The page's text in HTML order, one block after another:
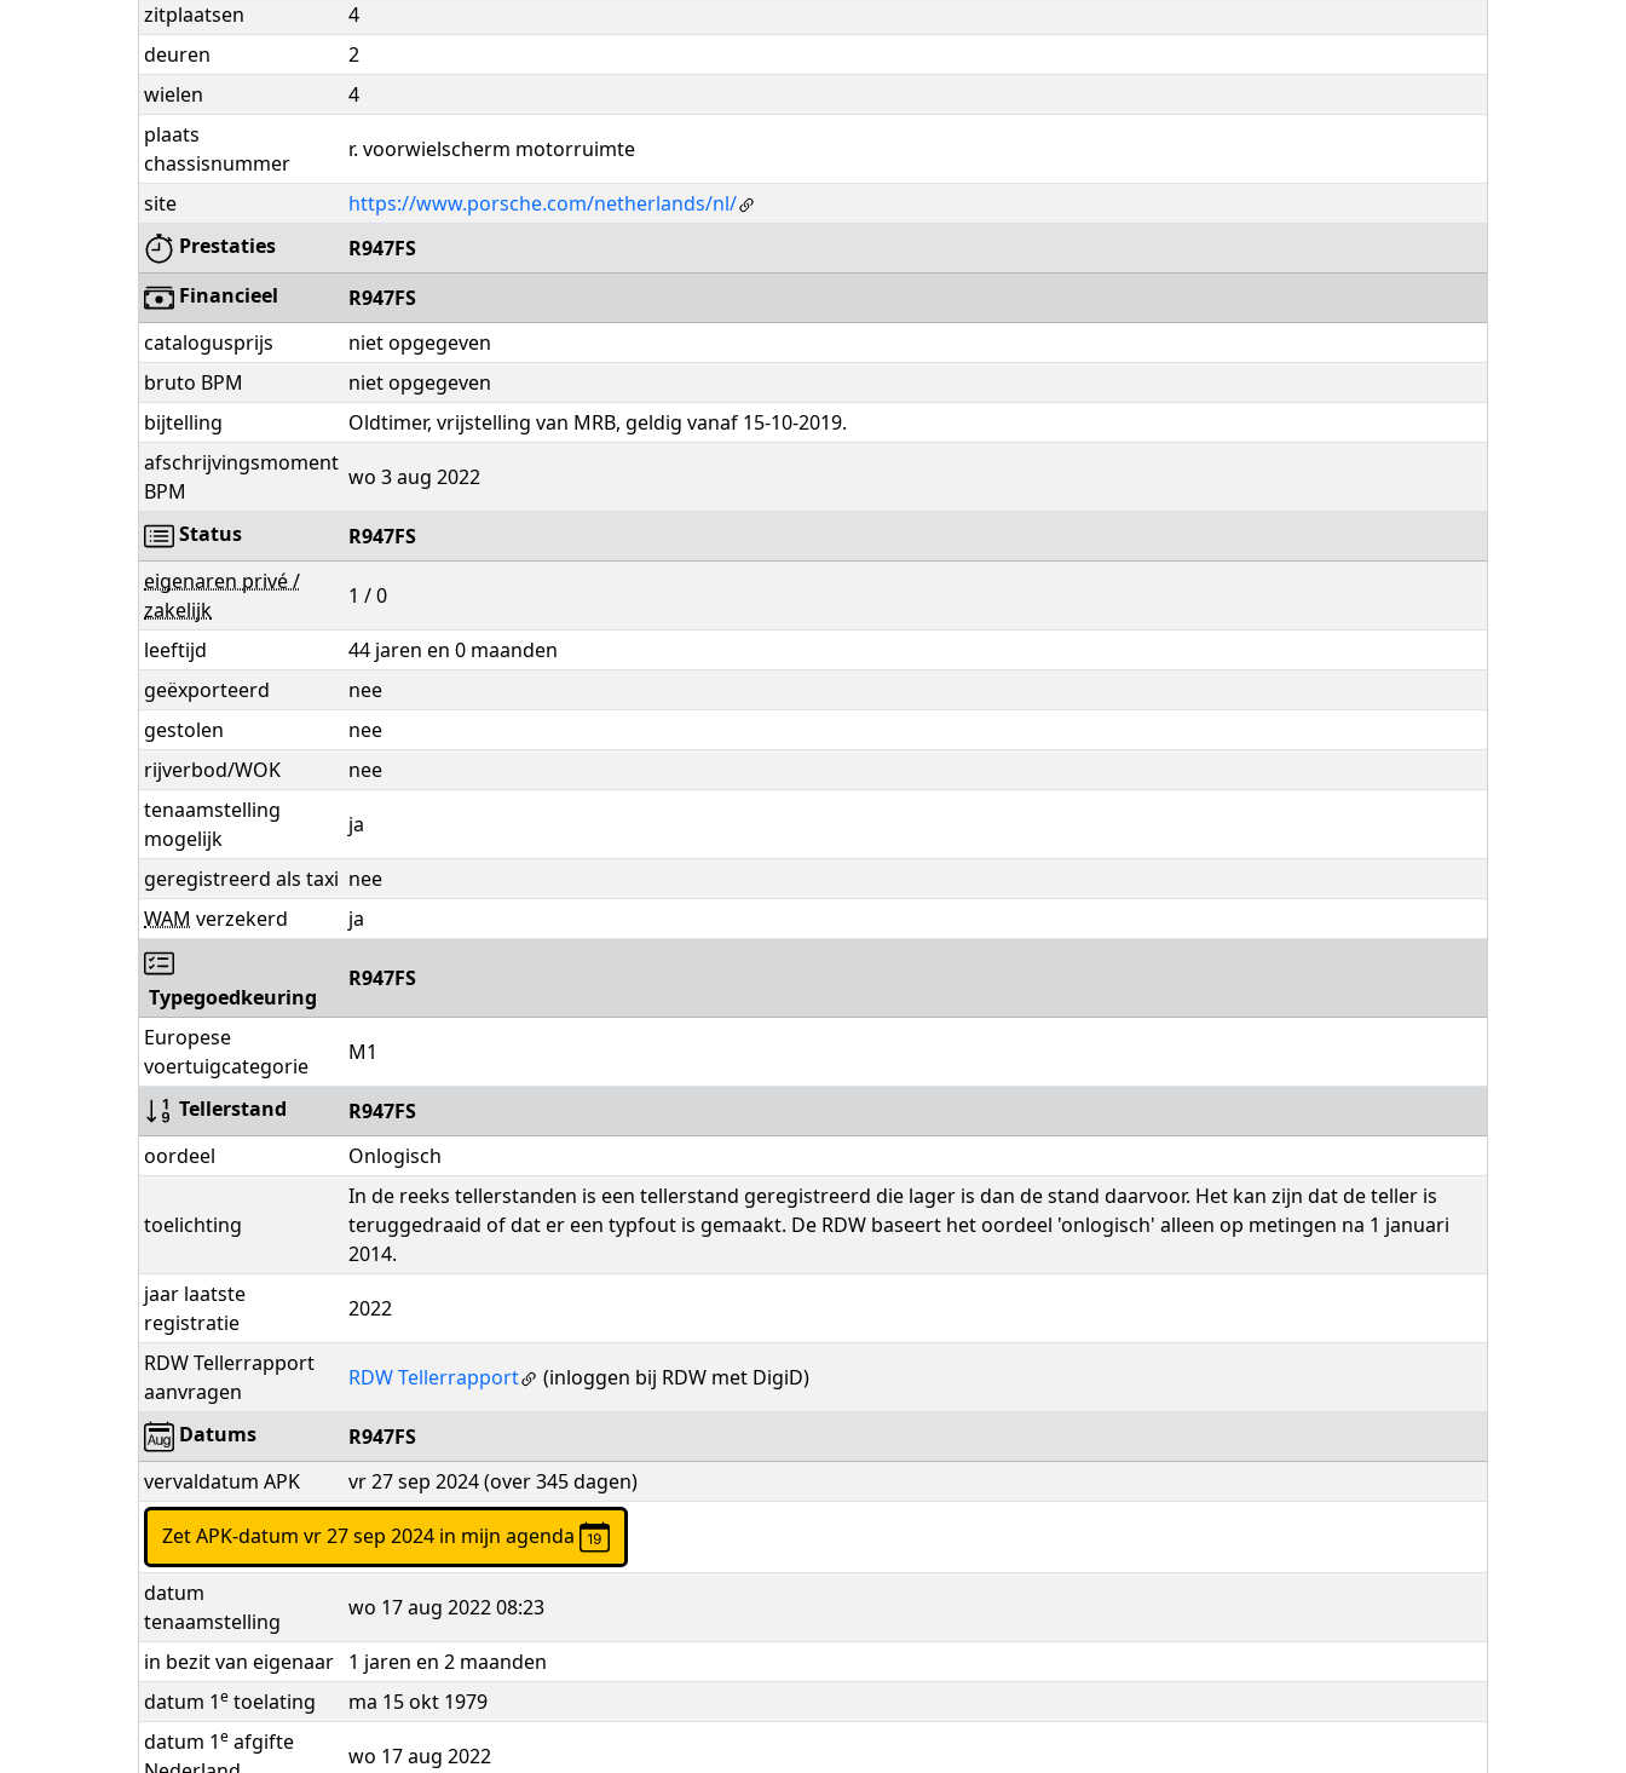
zitplaatsen
4
deuren
2
wielen
4
plaats
chassisnummer
r. voorwielscherm motorruimte
site
https://www.porsche.com/netherlands/nl/
Prestaties
R947FS
Financieel
R947FS
catalogusprijs
niet opgegeven
bruto BPM
niet opgegeven
bijtelling
Oldtimer, vrijstelling van MRB, geldig vanaf 15-10-2019.
afschrijvingsmoment
BPM
wo 3 aug 2022
Status
R947FS
eigenaren privé /
zakelijk
1 / 0
leeftijd
44 jaren en 0 maanden
geëxporteerd
nee
gestolen
nee
rijverbod/WOK
nee
tenaamstelling
mogelijk
ja
geregistreerd als taxi nee
WAM verzekerd ja
Typegoedkeuring
R947FS
Europese
voertuigcategorie
M1
Tellerstand
R947FS
oordeel
Onlogisch
toelichting
In de reeks tellerstanden is een tellerstand geregistreerd die lager is dan de stand daarvoor. Het kan zijn dat de teller is
teruggedraaid of dat er een typfout is gemaakt. De RDW baseert het oordeel 'onlogisch' alleen op metingen na 1 januari
2014.
jaar laatste
registratie
2022
RDW Tellerrapport
aanvragen
RDW Tellerrapport (inloggen bij RDW met DigiD)
Datums
R947FS
vervaldatum APK
vr 27 sep 2024 (over 345 dagen)
Zet APK-datum vr 27 sep 2024 in mijn agenda
datum
tenaamstelling
wo 17 aug 2022 08:23
in bezit van eigenaar 1 jaren en 2 maanden
datum 1e toelating
ma 15 okt 1979
datum 1e afgifte
wo 17 aug 2022